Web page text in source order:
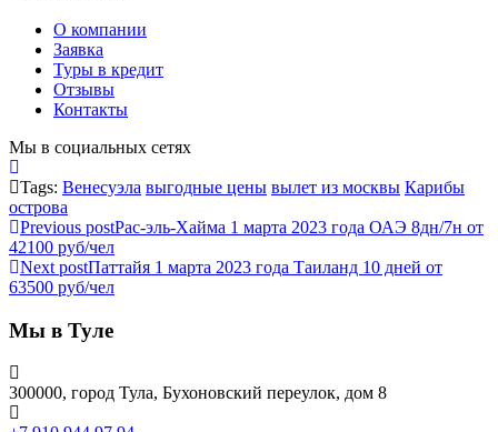
О компании
Заявка
Туры в кредит
Отзывы
Контакты
Мы в социальных сетях
Tags: Венесуэла выгодные цены вылет из москвы Карибы
острова
Previous postРас-эль-Хайма 1 марта 2023 года ОАЭ 8дн/7н от
42100 руб/чел
Next postПаттайя 1 марта 2023 года Таиланд 10 дней от
63500 руб/чел
Мы в Туле
300000, город Тула, Бухоновский переулок, дом 8